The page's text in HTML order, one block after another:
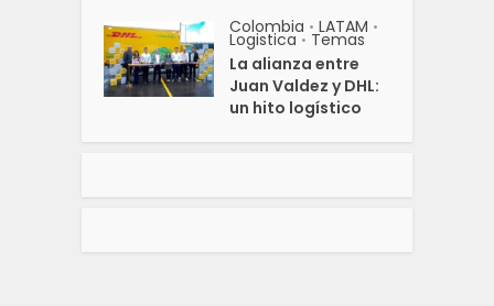
Colombia • LATAM •
Logistica • Temas
La alianza entre
Juan Valdez y DHL:
un hito logístico